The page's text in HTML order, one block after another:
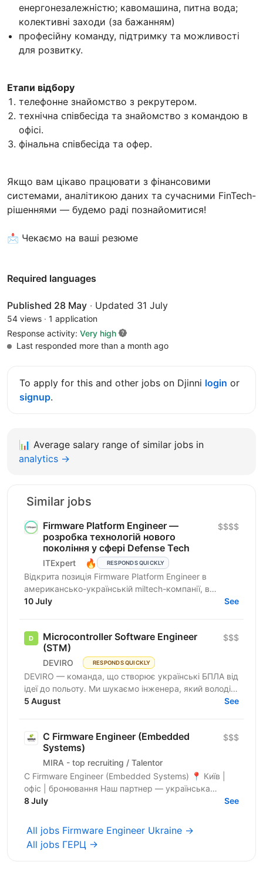
енергонезалежністю; кавомашина, питна вода;
колективні заходи (за бажанням)
професійну команду, підтримку та можливості
для розвитку.
Етапи відбору
телефонне знайомство з рекрутером.
технічна співбесіда та знайомство з командою в
офісі.
фінальна співбесіда та офер.
Якщо вам цікаво працювати з фінансовими
системами, аналітикою даних та сучасними FinTech-
рішеннями — будемо раді познайомитися!
📩 Чекаємо на ваші резюме
Required languages
Published 28 May · Updated 31 July
54 views · 1 application
Response activity: Very high
Last responded more than a month ago
To apply for this and other jobs on Djinni login or
signup.
📊 Average salary range of similar jobs in
analytics →
Similar jobs
Firmware Platform Engineer —
розробка технологій нового
покоління у сфері Defense Tech
ITExpert 🔥 RESPONDS QUICKLY
$$$$
Відкрита позиція Firmware Platform Engineer в
американсько-українській miltech-компанії, в
команду якої входять досвідчені лідери зі стартапів
10 July See
Microcontroller Software Engineer
(STM)
DEVIRO RESPONDS QUICKLY
$$$
DEVIRO — команда, що створює українські БПЛА від
ідеї до польоту. Ми шукаємо інженера, який володіє
програмуванням STM32 і досвідом розробки
5 August See
C Firmware Engineer (Embedded
Systems)
MIRA - top recruiting / Talentor
$$$
C Firmware Engineer (Embedded Systems) 📍 Київ |
офіс | бронювання Наш партнер — українська
інженерна компанія, що створює високотехнологічні
8 July See
All jobs Firmware Engineer Ukraine →
All jobs ГЕРЦ →